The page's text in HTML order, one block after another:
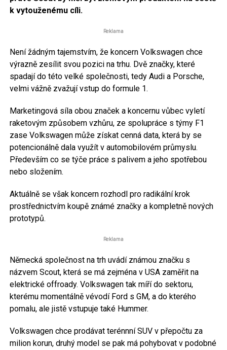
k vytouženému cíli.
Reklama
Není žádným tajemstvím, že koncern Volkswagen chce
výrazně zesílit svou pozici na trhu. Dvě značky, které
spadají do této velké společnosti, tedy Audi a Porsche,
velmi vážně zvažují vstup do formule 1.
Marketingová síla obou značek a koncernu vůbec vyletí
raketovým způsobem vzhůru, ze spolupráce s týmy F1
zase Volkswagen může získat cenná data, která by se
potencionálně dala využít v automobilovém průmyslu.
Především co se týče práce s palivem a jeho spotřebou
nebo složením.
Aktuálně se však koncern rozhodl pro radikální krok
prostřednictvím koupě známé značky a kompletně nových
prototypů.
Reklama
Německá společnost na trh uvádí známou značku s
názvem Scout, která se má zejména v USA zaměřit na
elektrické offroady. Volkswagen tak míří do sektoru,
kterému momentálně vévodí Ford s GM, a do kterého
pomalu, ale jistě vstupuje také Hummer.
Volkswagen chce prodávat terénnní SUV v přepočtu za
milion korun, druhý model se pak má pohybovat v podobné